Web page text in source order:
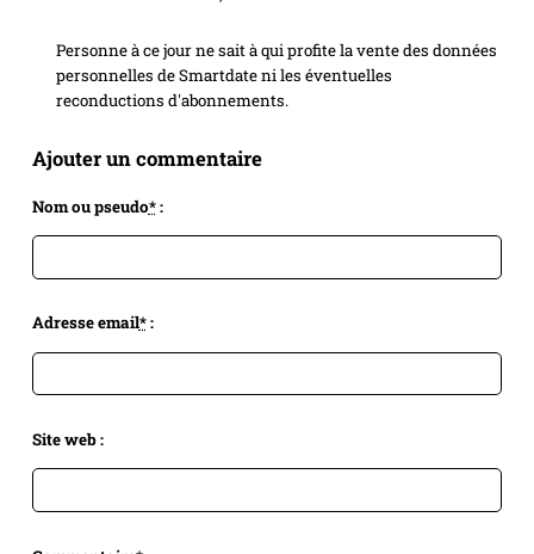
Personne à ce jour ne sait à qui profite la vente des données
personnelles de Smartdate ni les éventuelles
reconductions d'abonnements.
Ajouter un commentaire
Nom ou pseudo*:
Adresse email*:
Site web :